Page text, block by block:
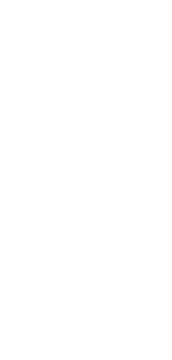
gama